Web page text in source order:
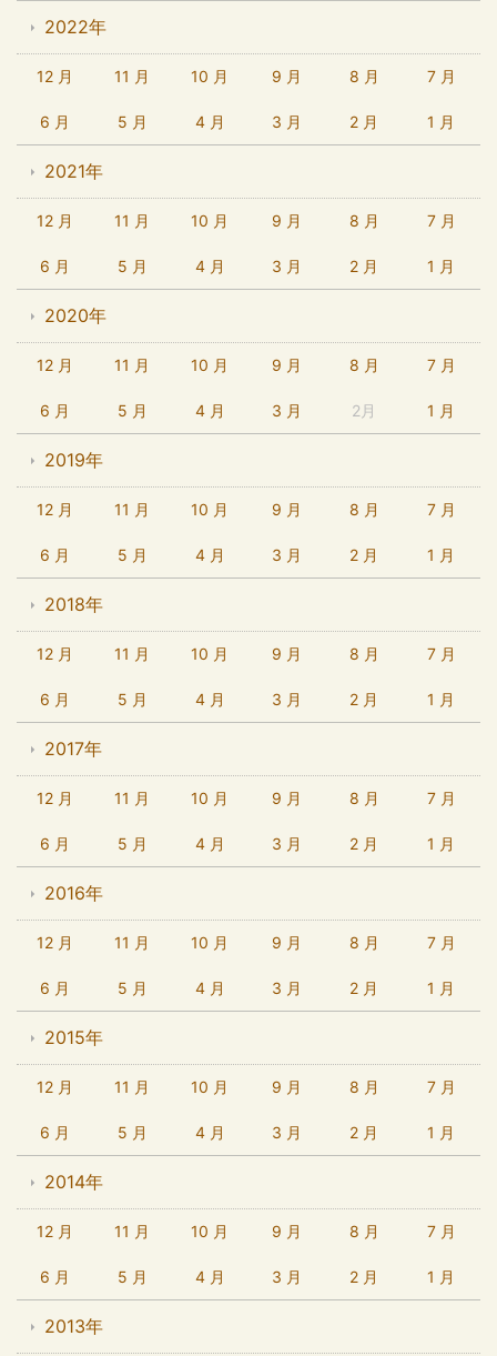
2022年
12 月 11 月 10 月 9 月 8 月 7 月
6 月 5 月 4 月 3 月 2 月 1 月
2021年
12 月 11 月 10 月 9 月 8 月 7 月
6 月 5 月 4 月 3 月 2 月 1 月
2020年
12 月 11 月 10 月 9 月 8 月 7 月
6 月 5 月 4 月 3 月 2月 1 月
2019年
12 月 11 月 10 月 9 月 8 月 7 月
6 月 5 月 4 月 3 月 2 月 1 月
2018年
12 月 11 月 10 月 9 月 8 月 7 月
6 月 5 月 4 月 3 月 2 月 1 月
2017年
12 月 11 月 10 月 9 月 8 月 7 月
6 月 5 月 4 月 3 月 2 月 1 月
2016年
12 月 11 月 10 月 9 月 8 月 7 月
6 月 5 月 4 月 3 月 2 月 1 月
2015年
12 月 11 月 10 月 9 月 8 月 7 月
6 月 5 月 4 月 3 月 2 月 1 月
2014年
12 月 11 月 10 月 9 月 8 月 7 月
6 月 5 月 4 月 3 月 2 月 1 月
2013年